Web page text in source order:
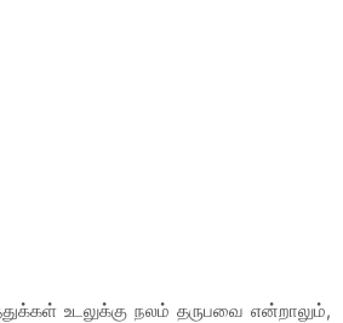
உடலுக்கு நலம் தருபவை என்றாலும்,